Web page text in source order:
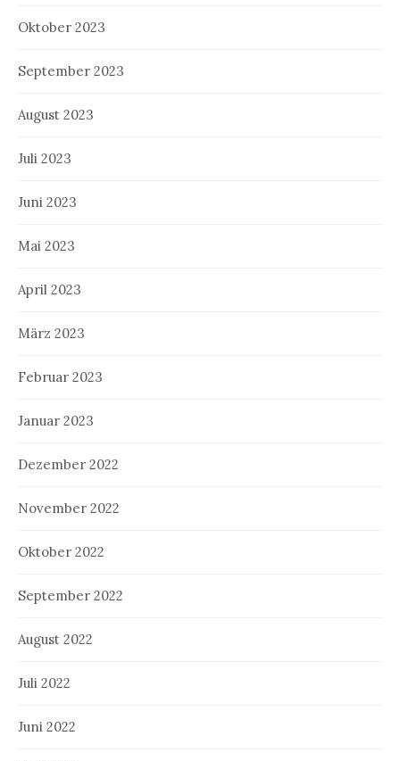
Oktober 2023
September 2023
August 2023
Juli 2023
Juni 2023
Mai 2023
April 2023
März 2023
Februar 2023
Januar 2023
Dezember 2022
November 2022
Oktober 2022
September 2022
August 2022
Juli 2022
Juni 2022